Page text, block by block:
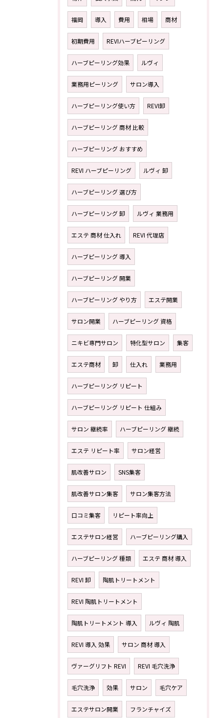
福岡 導入 費用 相場 商材
初期費用 REVIハーブピーリング
ハーブピーリング効果 ルヴィ
業務用ピーリング サロン導入
ハーブピーリング使い方 REVI卸
ハーブピーリング 商材 比較
ハーブピーリング おすすめ
REVI ハーブピーリング ルヴィ 卸
ハーブピーリング 選び方
ハーブピーリング 卸 ルヴィ 業務用
エステ 商材 仕入れ REVI 代理店
ハーブピーリング 導入
ハーブピーリング 開業
ハーブピーリング やり方 エステ開業
サロン開業 ハーブピーリング 資格
ニキビ専門サロン 特化型サロン 集客
エステ商材 卸 仕入れ 業務用
ハーブピーリング リピート
ハーブピーリング リピート 仕組み
サロン 継続率 ハーブピーリング 継続
エステ リピート率 サロン経営
肌改善サロン SNS集客
肌改善サロン集客 サロン集客方法
口コミ集客 リピート率向上
エステサロン経営 ハーブピーリング購入
ハーブピーリング 種類 エステ 商材 導入
REVI 卸 陶肌トリートメント
REVI 陶肌トリートメント
陶肌トリートメント 導入 ルヴィ 陶肌
REVI 導入 効果 サロン 商材 導入
ヴァーグリフト REVI REVI 毛穴洗浄
毛穴洗浄 効果 サロン 毛穴ケア
エステサロン開業 フランチャイズ